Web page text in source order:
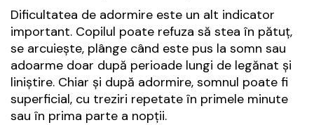
Dificultatea de adormire este un alt indicator
important. Copilul poate refuza să stea în pătuț,
se arcuiește, plânge când este pus la somn sau
adoarme doar după perioade lungi de legănat și
liniștire. Chiar și după adormire, somnul poate fi
superficial, cu treziri repetate în primele minute
sau în prima parte a nopții.